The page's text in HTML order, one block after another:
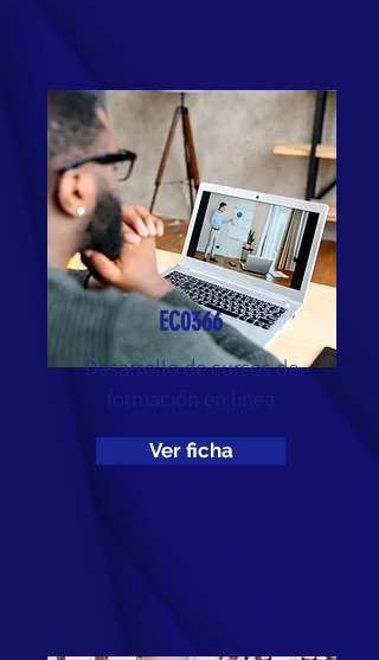
EC0366
Desarrollo de cursos de
formación en línea
Ver ficha